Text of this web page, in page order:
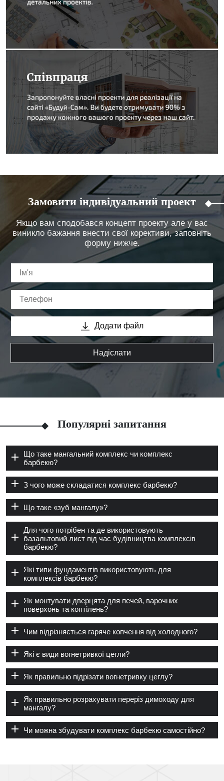
Замовити індивідуальний проект
Якщо вам сподобався концепт проекту але у вас
виникло бажання внести свої корективи, заповніть
форму нижче.
Додати файл
Надіслати
Популярні запитання
Що таке мангальний комплекс чи комплекс
барбекю?
З чого може складатися комплекс барбекю?
Що таке «зуб мангалу»?
Для чого потрібен та де використовують
базальтовий лист під час будівництва комплексів
барбекю?
Які типи фундаментів використовують для
комплексів барбекю?
Як монтувати дверцята для печей, варочних
поверхонь та коптілень?
Чим відрізняється гаряче копчення від холодного?
Які є види вогнетривкої цегли?
Як правильно підрізати вогнетривку цеглу?
Як правильно розрахувати переріз димоходу для
мангалу?
Чи можна збудувати комплекс барбекю самостійно?